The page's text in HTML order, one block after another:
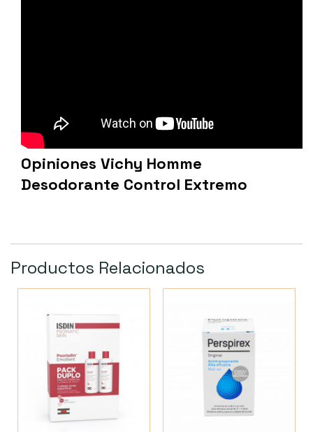
Opiniones Vichy Homme
Desodorante Control Extremo
Productos Relacionados